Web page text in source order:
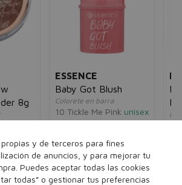
8g
5,95€
ESSENCE
Baby Got Blush
Colorete en barra
10 Tickle Me Pink unisex
y de terceros para fines
de anuncios, y para mejorar tu
Puedes aceptar todas las cookies
todas” o gestionar tus preferencias